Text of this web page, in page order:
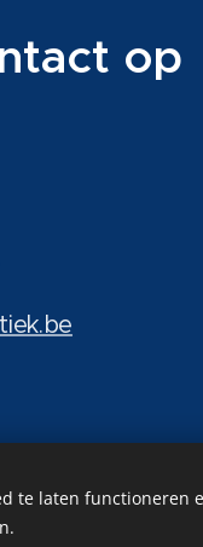
op
te laten functioneren